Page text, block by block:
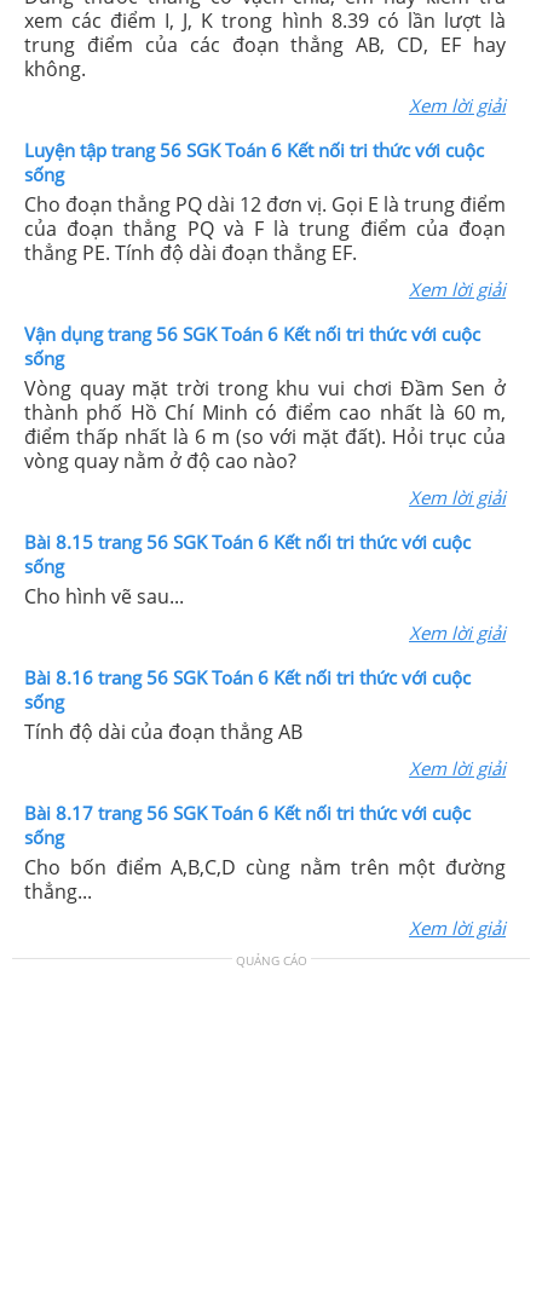
xem các điểm I, J, K trong hình 8.39 có lần lượt là
trung điểm của các đoạn thẳng AB, CD, EF hay
không.
Xem lời giải
Luyện tập trang 56 SGK Toán 6 Kết nối tri thức với cuộc
sống
Cho đoạn thẳng PQ dài 12 đơn vị. Gọi E là trung điểm
của đoạn thẳng PQ và F là trung điểm của đoạn
thẳng PE. Tính độ dài đoạn thẳng EF.
Xem lời giải
Vận dụng trang 56 SGK Toán 6 Kết nối tri thức với cuộc
sống
Vòng quay mặt trời trong khu vui chơi Đầm Sen ở
thành phố Hồ Chí Minh có điểm cao nhất là 60 m,
điểm thấp nhất là 6 m (so với mặt đất). Hỏi trục của
vòng quay nằm ở độ cao nào?
Xem lời giải
Bài 8.15 trang 56 SGK Toán 6 Kết nối tri thức với cuộc
sống
Cho hình vẽ sau...
Xem lời giải
Bài 8.16 trang 56 SGK Toán 6 Kết nối tri thức với cuộc
sống
Tính độ dài của đoạn thẳng AB
Xem lời giải
Bài 8.17 trang 56 SGK Toán 6 Kết nối tri thức với cuộc
sống
Cho bốn điểm A,B,C,D cùng nằm trên một đường
thẳng...
Xem lời giải
QUẢNG CÁO